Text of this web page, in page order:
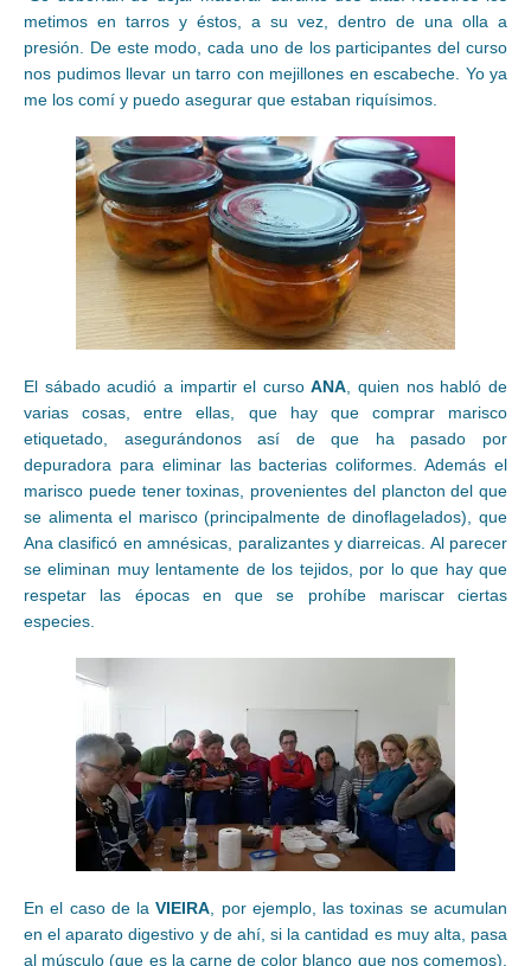
metimos en tarros y éstos, a su vez, dentro de una olla a
presión. De este modo, cada uno de los participantes del curso
nos pudimos llevar un tarro con mejillones en escabeche. Yo ya
me los comí y puedo asegurar que estaban riquísimos.
El sábado acudió a impartir el cursoANA , quien nos habló de
varias cosas, entre ellas, que hay que comprar marisco
etiquetado, asegurándonos así de que ha pasado por
depuradora para eliminar las bacterias coliformes. Además el
marisco puede tener toxinas, provenientes del plancton del que
se alimenta el marisco (principalmente de dinoflagelados), que
Ana clasificó en amnésicas, paralizantes y diarreicas. Al parecer
se eliminan muy lentamente de los tejidos, por lo que hay que
respetar las épocas en que se prohíbe mariscar ciertas
especies.
En el caso de laVIEIRA , por ejemplo, las toxinas se acumulan
en el aparato digestivo y de ahí, si la cantidad es muy alta, pasa
al músculo (que es la carne de color blanco que nos comemos).